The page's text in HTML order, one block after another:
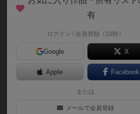
このゲームのトップページで投票された「プレ
が近いボードゲームをランキング形式で紹介しま
有
ログイン / 会員登録（10秒）
Google X
Apple Facebook
または
メールで会員登録